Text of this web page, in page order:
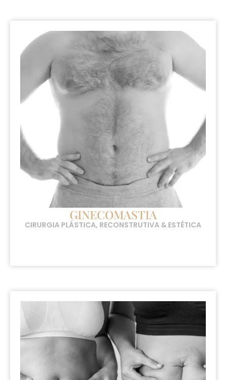
GINECOMASTIA
CIRURGIA PLÁSTICA, RECONSTRUTIVA & ESTÉTICA